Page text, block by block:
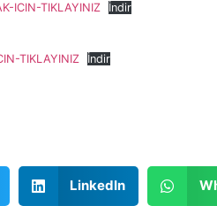
ICIN-TIKLAYINIZ İndir
TIKLAYINIZ İndir
LinkedIn